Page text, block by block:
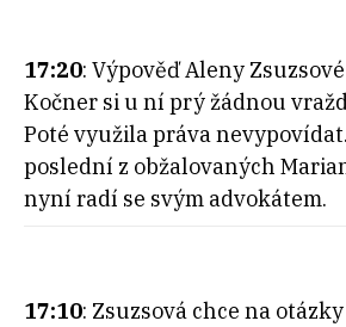
17:20: Výpověď Aleny
Kočner si u ní prý žádnou
Poté využila práva
poslední z obžalovaných
nyní radí se svým advokátem.
17:10: Zsuzsová chce na